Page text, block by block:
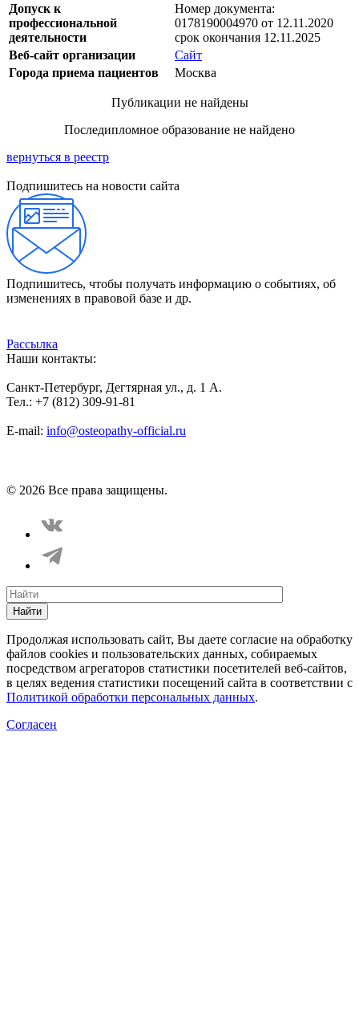
Допуск к
профессиональной
деятельности
Номер документа:
0178190004970 от 12.11.2020
срок окончания 12.11.2025
Веб-сайт организации
Сайт
Города приема пациентов
Москва
Публикации не найдены
Последипломное образование не найдено
вернуться в реестр
Подпишитесь на новости сайта
Подпишитесь, чтобы получать информацию о событиях, об
изменениях в правовой базе и др.
Рассылка
Наши контакты:
Санкт-Петербург, Дегтярная ул., д. 1 А.
Тел.: +7 (812) 309-91-81
E-mail: info@osteopathy-official.ru
© 2026 Все права защищены.
Найти
Продолжая использовать сайт, Вы даете согласие на обработку
файлов cookies и пользовательских данных, собираемых
посредством агрегаторов статистики посетителей веб-сайтов,
в целях ведения статистики посещений сайта в соответствии с
Политикой обработки персональных данных.
Согласен